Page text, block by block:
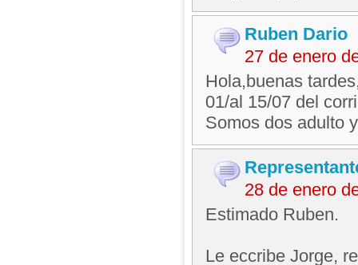
Ruben Dario
27 de enero
Hola,buenas
01/al 15/07 del
Somos dos adulto
28 de enero
Estimado Ruben.
Le eccribe Jorge,